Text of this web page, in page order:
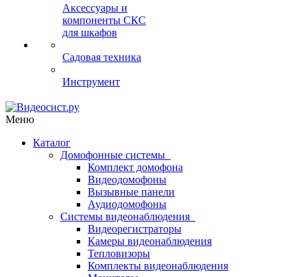
Аксессуары и
компоненты СКС
для шкафов
Садовая техника
Инструмент
Меню
Каталог
Домофонные системы
Комплект домофона
Видеодомофоны
Вызывные панели
Аудиодомофоны
Системы видеонаблюдения
Видеорегистраторы
Камеры видеонаблюдения
Тепловизоры
Комплекты видеонаблюдения